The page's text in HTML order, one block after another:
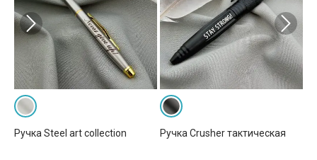
Ручка Steel art collection Ручка Crusher тактическая